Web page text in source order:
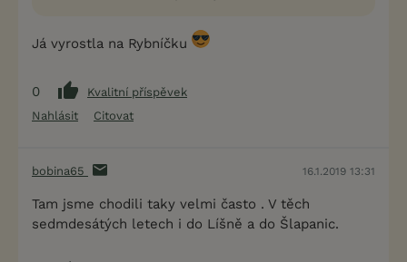
Já vyrostla na Rybníčku
0
Kvalitní příspěvek
Nahlásit
Citovat
bobina65 16.1.2019 13:31
Tam jsme chodili taky velmi často . V těch
sedmdesátých letech i do Líšně a do Šlapanic.